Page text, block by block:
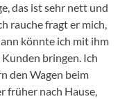
das ist sehr nett und
rauche fragt er mich,
könnte ich mit ihm
bringen. Ich
den Wagen beim
früher nach Hause,